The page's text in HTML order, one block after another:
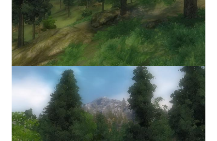
EURO comics
Manga List
USA comics
WALKTHROUGH VN
PC 18+
PC 12-17